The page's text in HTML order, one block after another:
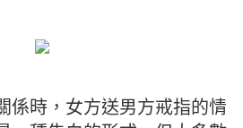
係時，女方送男方戒指的情